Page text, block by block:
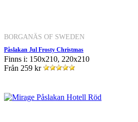
BORGANÄS OF SWEDEN
Påslakan Jul Frosty Christmas
Finns i: 150x210, 220x210
Från 259 kr